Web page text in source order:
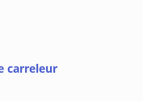
carreleur